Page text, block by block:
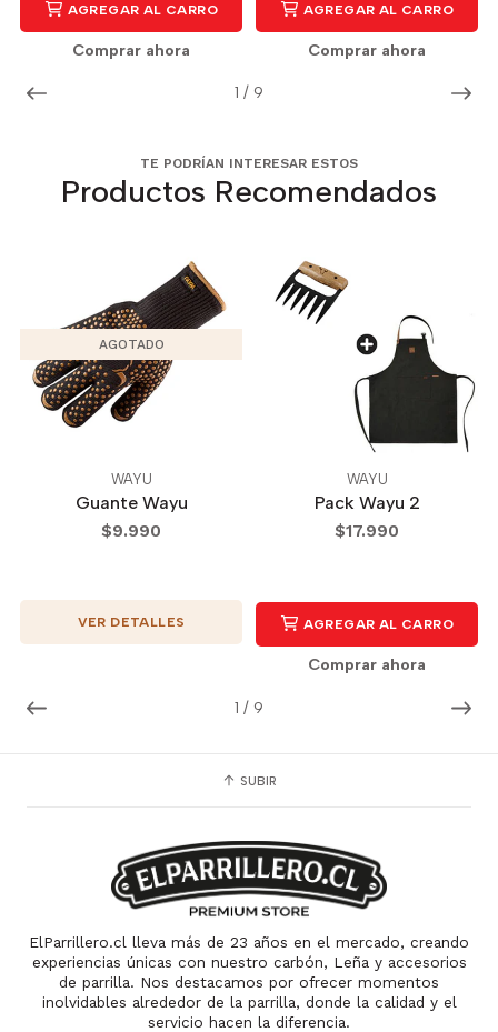
1 / 9
AGREGAR AL CARRO
Comprar ahora
AGREGAR AL CARRO
Comprar ahora
TE PODRÍAN INTERESAR ESTOS
Productos Recomendados
1 / 9
AGOTADO
WAYU
Guante Wayu
$9.990
VER DETALLES
WAYU
Pack Wayu 2
$17.990
AGREGAR AL CARRO
Comprar ahora
SUBIR
ElParrillero.cl lleva más de 23 años en el mercado, creando
experiencias únicas con nuestro carbón, Leña y accesorios
de parrilla. Nos destacamos por ofrecer momentos
inolvidables alrededor de la parrilla, donde la calidad y el
servicio hacen la diferencia.